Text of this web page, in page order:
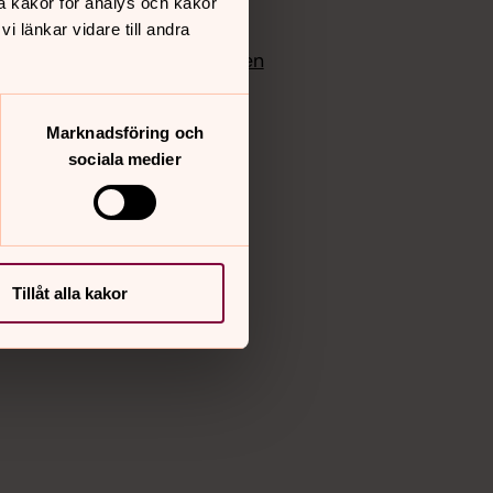
länkar vidare till andra
Marknadsföring och
sociala medier
Tillåt alla kakor
Instagram
Vimeo
Bloggportalen